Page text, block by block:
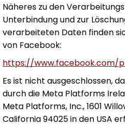
Näheres zu den
Unterbindung und zur
verarbeiteten Daten finden
von Facebook:
https://www.facebook.com/
Es ist nicht ausgeschlossen,
durch die Meta Platforms
Meta Platforms, Inc., 1601
California 94025 in den USA